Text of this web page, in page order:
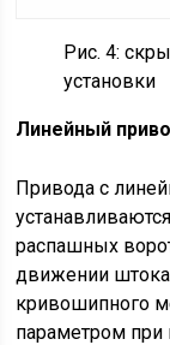
Рис. 4:
установки
Линейный
Привода с
распашных
движении штока
кривошипного
параметром при